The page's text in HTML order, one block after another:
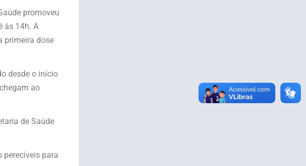
promoveu
às 14h. A
primeira dose
desde o início
ao
de Saúde
perecíveis para